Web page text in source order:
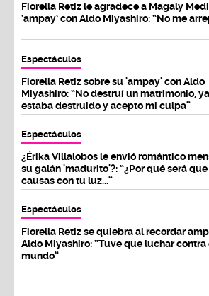
Fiorella Retiz le agradece a Magaly
‘ampay’ con Aldo Miyashiro: “No me
Espectáculos
Fiorella Retiz sobre su 'ampay' con Aldo
Miyashiro: “No destruí un matrimonio, ya
estaba destruido y acepto mi culpa”
Espectáculos
¿Érika Villalobos le envió romántico
su galán 'madurito'?: “¿Por qué será
causas con tu luz...”
Espectáculos
Fiorella Retiz se quiebra al recordar
Aldo Miyashiro: “Tuve que luchar contra
mundo”